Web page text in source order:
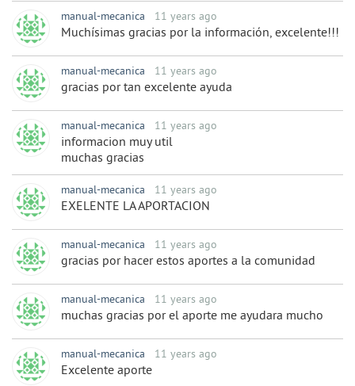
manual-mecanica 11 years ago
Muchísimas gracias por la información, excelente!!!
manual-mecanica 11 years ago
gracias por tan excelente ayuda
manual-mecanica 11 years ago
informacion muy util
muchas gracias
manual-mecanica 11 years ago
EXELENTE LA APORTACION
manual-mecanica 11 years ago
gracias por hacer estos aportes a la comunidad
manual-mecanica 11 years ago
muchas gracias por el aporte me ayudara mucho
manual-mecanica 11 years ago
Excelente aporte